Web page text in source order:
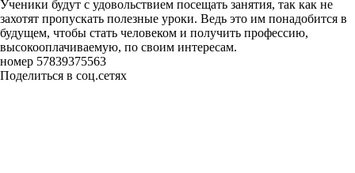
Ученики будут с удовольствием посещать занятия, так как не
захотят пропускать полезные уроки. Ведь это им понадобится в
будущем, чтобы стать человеком и получить профессию,
высокооплачиваемую, по своим интересам.
номер 57839375563
Поделиться в соц.сетях